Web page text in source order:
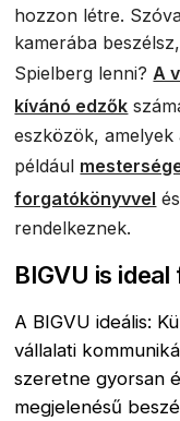
hozzon létre.
kamerába
Spielberg lenni? A
kívánó edzők
eszközök,
például
forgatókönyvvel
rendelkeznek.
BIGVU is ideal
A BIGVU ideális:
vállalati
szeretne gyorsan
megjelenésű